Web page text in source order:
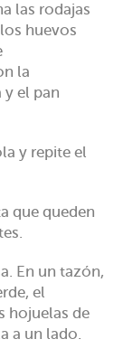
las rodajas
huevos
la
el pan
y repite el
que queden
En un tazón,
el
hojuelas de
a un lado.